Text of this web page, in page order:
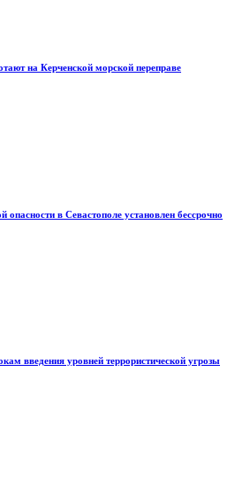
на Керченской морской переправе
опасности в Севастополе установлен бессрочно
введения уровней террористической угрозы